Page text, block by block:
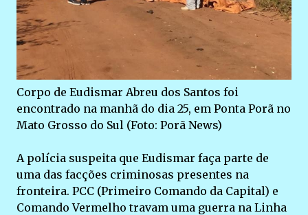
Corpo de Eudismar Abreu dos Santos foi
encontrado na manhã do dia 25, em Ponta Porã no
Mato Grosso do Sul (Foto: Porã News)
A polícia suspeita que Eudismar faça parte de
uma das facções criminosas presentes na
fronteira. PCC (Primeiro Comando da Capital) e
Comando Vermelho travam uma guerra na Linha